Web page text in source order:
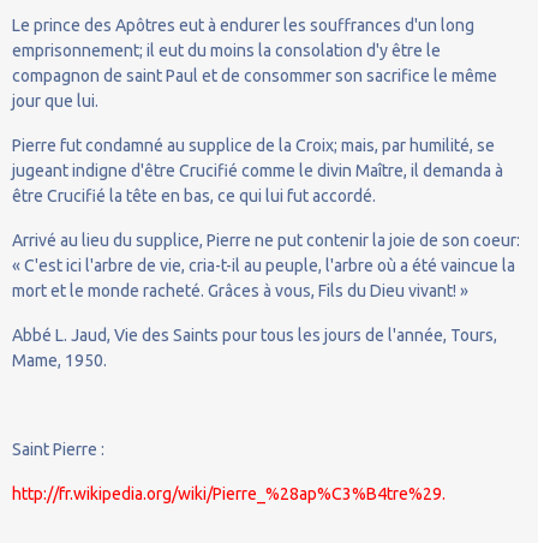
Le prince des Apôtres eut à endurer les souffrances d'un long
emprisonnement; il eut du moins la consolation d'y être le
compagnon de saint Paul et de consommer son sacrifice le même
jour que lui.
Pierre fut condamné au supplice de la Croix; mais, par humilité, se
jugeant indigne d'être Crucifié comme le divin Maître, il demanda à
être Crucifié la tête en bas, ce qui lui fut accordé.
Arrivé au lieu du supplice, Pierre ne put contenir la joie de son coeur:
« C'est ici l'arbre de vie, cria-t-il au peuple, l'arbre où a été vaincue la
mort et le monde racheté. Grâces à vous, Fils du Dieu vivant! »
Abbé L. Jaud, Vie des Saints pour tous les jours de l'année, Tours,
Mame, 1950.
Saint Pierre :
http://fr.wikipedia.org/wiki/Pierre_%28ap%C3%B4tre%29.